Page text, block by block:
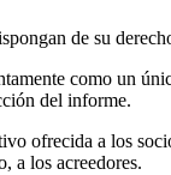
de su
como un
del informe.
ofrecida a los
a los acreedores.